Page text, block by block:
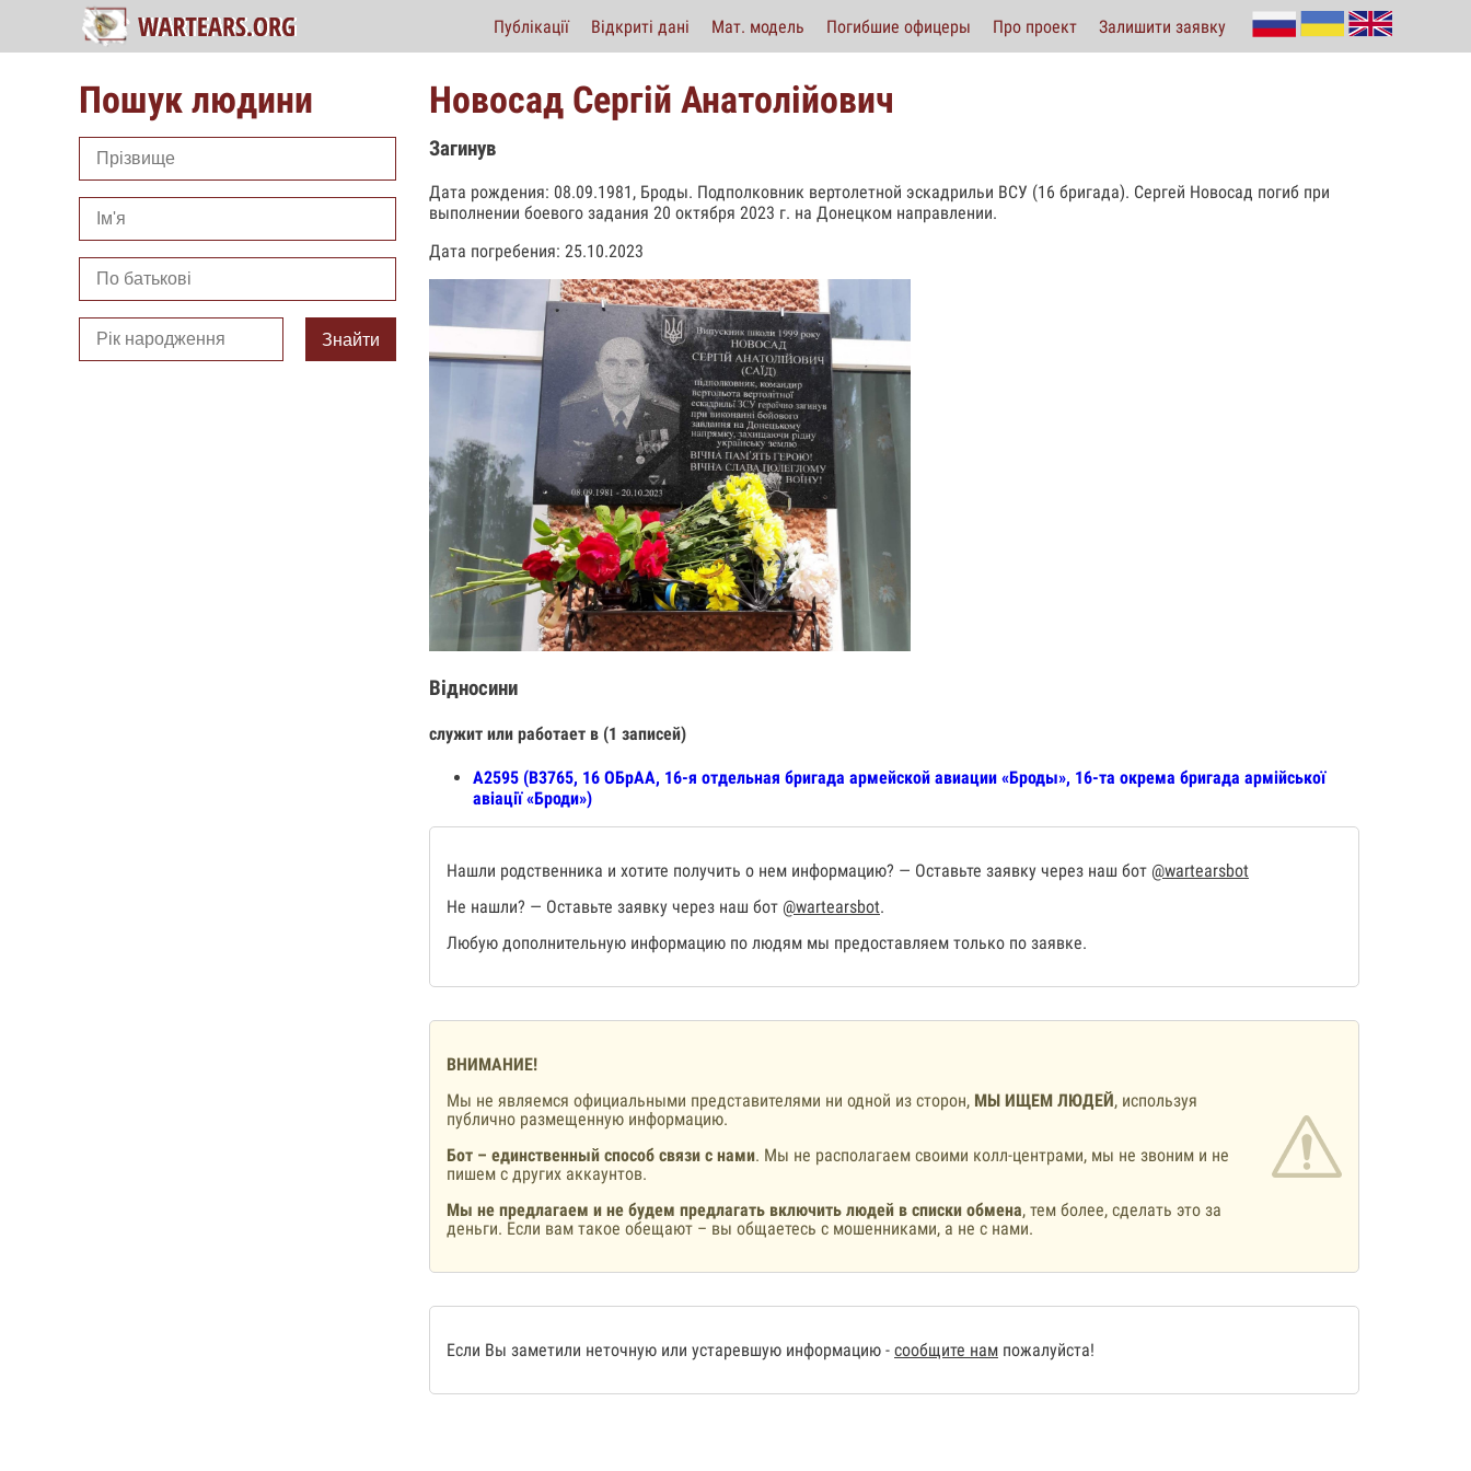
Публікації Відкриті дані Мат. модель Погибшие офицеры Про проект Залишити заявку
Пошук людини
Знайти
Новосад Сергій Анатолійович
Загинув
Дата рождения: 08.09.1981, Броды. Подполковник вертолетной эскадрильи ВСУ (16 бригада). Сергей Новосад погиб при
выполнении боевого задания 20 октября 2023 г. на Донецком направлении.
Дата погребения: 25.10.2023
Відносини
служит или работает в (1 записей)
А2595 (В3765, 16 ОБрАА, 16-я отдельная бригада армейской авиации «Броды», 16-та окрема бригада армійської
авіації «Броди»)
Нашли родственника и хотите получить о нем информацию? — Оставьте заявку через наш бот @wartearsbot
Не нашли? — Оставьте заявку через наш бот @wartearsbot.
Любую дополнительную информацию по людям мы предоставляем только по заявке.
ВНИМАНИЕ!
Мы не являемся официальными представителями ни одной из сторон, МЫ ИЩЕМ ЛЮДЕЙ, используя
публично размещенную информацию.
Бот – единственный способ связи с нами. Мы не располагаем своими колл-центрами, мы не звоним и не
пишем с других аккаунтов.
Мы не предлагаем и не будем предлагать включить людей в списки обмена, тем более, сделать это за
деньги. Если вам такое обещают – вы общаетесь с мошенниками, а не с нами.
Если Вы заметили неточную или устаревшую информацию - сообщите нам пожалуйста!